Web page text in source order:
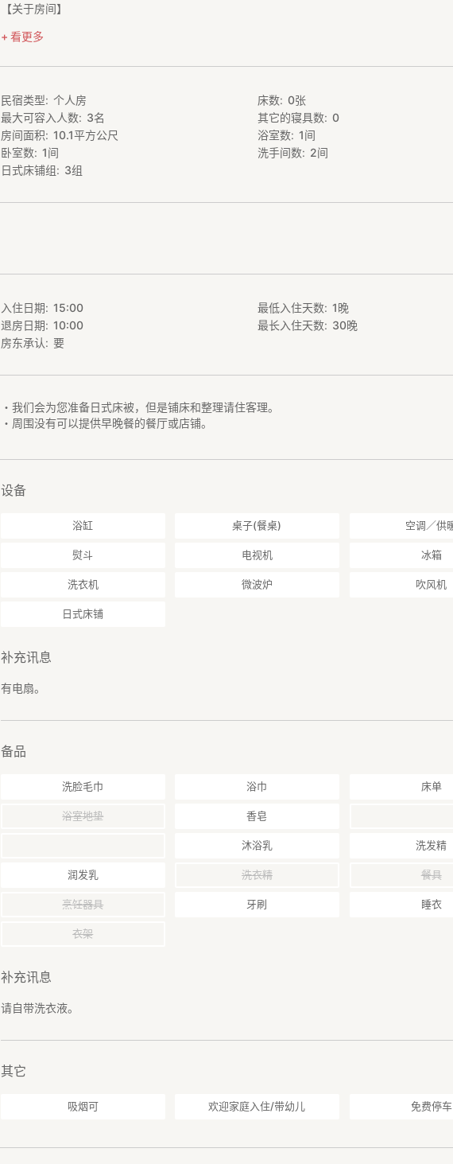
【关于房间】
如果客人腿脚不方便，我们会准备高一些的床。
【交通方式】
乘坐电车，在「七戸十和田駅」或者「下北駅」下车，再租借车，驾车到本民宿。
・免费停车场（共可停10台）
・不提供接送服务
・到「仏ヶ浦」驾车10分钟。
看更多
民宿类型
个人房
最大可容入人数
3名
房间面积
10.1平方公尺
卧室数
1间
日式床铺组
3组
床数 0张
其它的寝具数
0
浴室数
1间
洗手间数
2间
入住日期
15:00
退房日期
10:00
房东承认
要
最低入住天数 1晚
最长入住天数
30晚
・我们会为您准备日式床被，但是铺床和整理请住客理。
・周围没有可以提供早晚餐的餐厅或店铺。
设备
浴缸 桌子(餐桌) 空调／供
熨斗 电视机 冰箱
洗衣机 微波炉 吹风机
日式床铺
补充讯息
有电扇。
备品
洗脸毛巾 浴巾 床单
浴室地垫 香皂
沐浴乳 洗发精
润发乳 洗衣精 餐具
烹饪器具 牙刷 睡衣
衣架
补充讯息
请自带洗衣液。
其它
吸烟可 欢迎家庭入住/带幼儿 免费停车